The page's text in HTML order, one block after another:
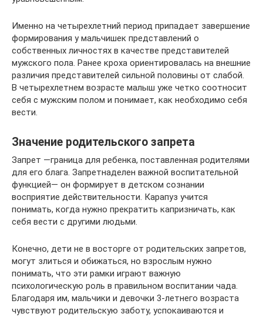
Именно на четырехлетний период припадает завершение
формирования у мальчишек представлений о
собственных личностях в качестве представителей
мужского пола. Ранее кроха ориентировалась на внешние
различия представителей сильной половины от слабой.
В четырехлетнем возрасте малыш уже четко соотносит
себя с мужским полом и понимает, как необходимо себя
вести.
Значение родительского запрета
Запрет —граница для ребенка, поставленная родителями
для его блага. Запретнаделен важной воспитательной
функцией— он формирует в детском сознании
восприятие действительности. Карапуз учится
понимать, когда нужно прекратить капризничать, как
себя вести с другими людьми.
Конечно, дети не в восторге от родительских запретов,
могут злиться и обижаться, но взрослым нужно
понимать, что эти рамки играют важную
психологическую роль в правильном воспитании чада.
Благодаря им, мальчики и девочки 3-летнего возраста
чувствуют родительскую заботу, успокаиваются и